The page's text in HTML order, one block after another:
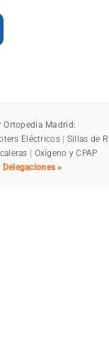
Ortopedia Madrid:
Eléctricos| Sillas de
| Oxígeno y CPAP
Delegaciones »